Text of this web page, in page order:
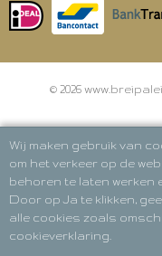
© 2026
Wij maken gebruik van
om het verkeer op de
behoren te laten werken
Door op Ja te klikken,
alle cookies zoals
cookieverklaring.